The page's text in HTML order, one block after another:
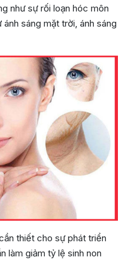
như sự rối loạn hóc môn
sáng mặt trời, ánh sáng
thiết cho sự phát triển
làm giảm tỷ lệ sinh non